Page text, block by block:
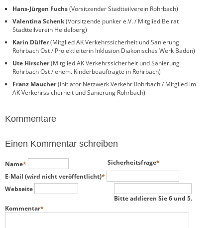
Hans-Jürgen Fuchs(Vorsitzender Stadtteilverein Rohrbach)
Valentina Schenk(Vorsitzende punker e.V. / Mitglied Beirat
Stadtteilverein Heidelberg)
Karin Dülfer(Mitglied AK Verkehrssicherheit und Sanierung
Rohrbach Ost / Projektleiterin Inklusion Diakonisches Werk Baden)
Ute Hirscher(Mitglied AK Verkehrssicherheit und Sanierung
Rohrbach Ost / ehem. Kinderbeauftragte in Rohrbach)
Franz Maucher(Initiator Netzwerk Verkehr Rohrbach / Mitglied im
AK Verkehrssicherheit und Sanierung Rohrbach)
Kommentare
Einen Kommentar schreiben
Pflichtfeld
Name*
Pflichtfeld
E-Mail (wird nicht veröffentlicht)*
Webseite
Pflichtfeld
Sicherheitsfrage*
Bitte addieren Sie 6 und 5.
Pflichtfeld
Kommentar*